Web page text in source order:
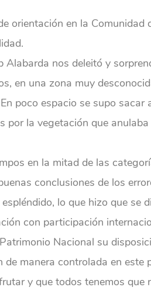
orientación en la
Alabarda nos deleitó y
en una zona muy
poco espacio se supo sacar
por la vegetación que
en la mitad de las
conclusiones de los
lo que hizo que se
con participación
Nacional su
de manera controlada en este
y que todos tenemos que